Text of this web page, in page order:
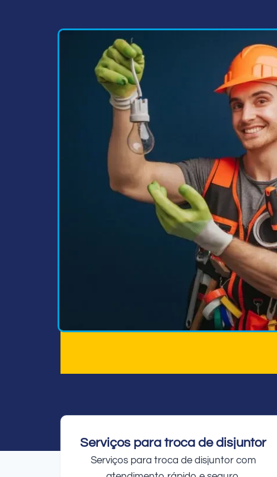
Serviços para troca de disjuntor
Serviços para troca de disjuntor com